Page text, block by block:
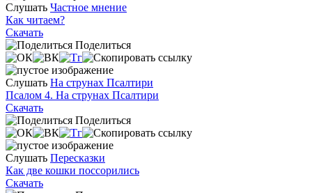
Слушать Частное мнение
Как читаем?
Скачать
Поделиться
Слушать На струнах Псалтири
Псалом 4. На струнах Псалтири
Скачать
Поделиться
Слушать Пересказки
Как две кошки поссорились
Скачать